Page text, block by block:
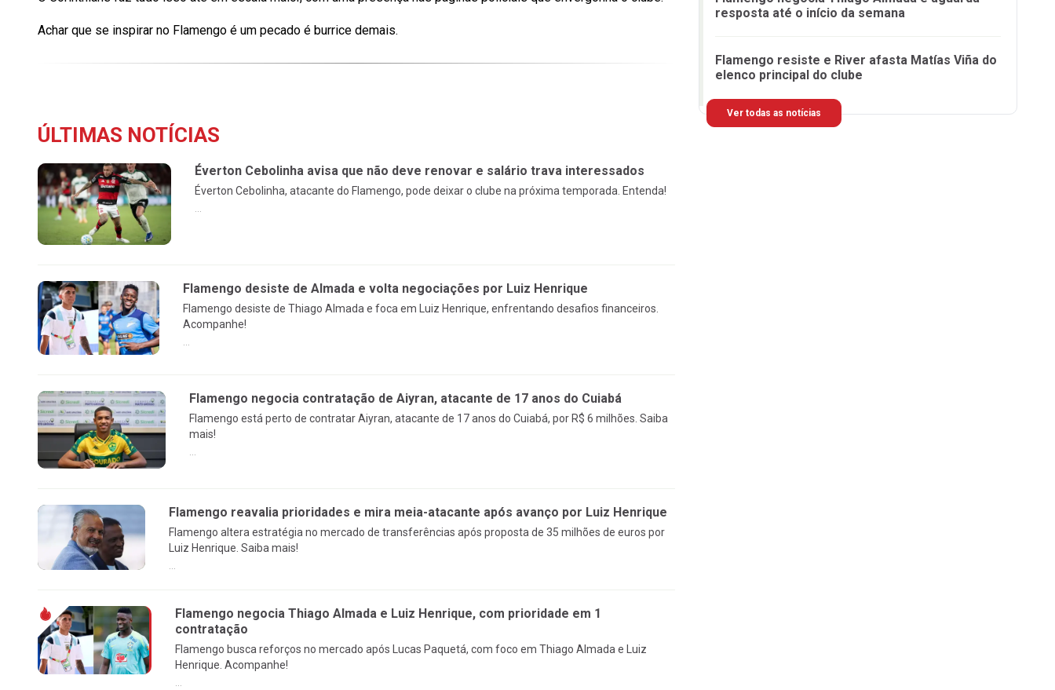
Achar que se inspirar no Flamengo é um pecado é burrice demais.
ÚLTIMAS NOTÍCIAS
Éverton Cebolinha avisa que não deve renovar e salário trava interessados
Éverton Cebolinha, atacante do Flamengo, pode deixar o clube na próxima temporada. Entenda!
...
Flamengo desiste de Almada e volta negociações por Luiz Henrique
Flamengo desiste de Thiago Almada e foca em Luiz Henrique, enfrentando desafios financeiros.
Acompanhe!
Flamengo negocia contratação de Aiyran, atacante de 17 anos do Cuiabá
Flamengo está perto de contratar Aiyran, atacante de 17 anos do Cuiabá, por R$ 6 milhões. Saiba
mais!
Flamengo reavalia prioridades e mira meia-atacante após avanço por Luiz Henrique
Flamengo altera estratégia no mercado de transferências após proposta de 35 milhões de euros por
Luiz Henrique. Saiba mais!
...
Flamengo negocia Thiago Almada e Luiz Henrique, com prioridade em 1
contratação
Flamengo busca reforços no mercado após Lucas Paquetá, com foco em Thiago Almada e Luiz
Henrique. Acompanhe!
...
resposta até o início da semana
Flamengo resiste e River afasta Matías Viña do
elenco principal do clube
Ver todas as notícias